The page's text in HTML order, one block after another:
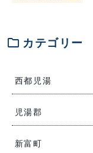
folder カテゴリー
西都児湯
児湯郡
新富町